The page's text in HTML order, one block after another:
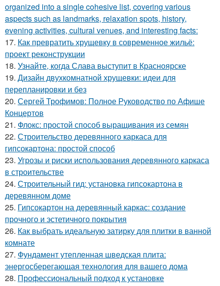
organized into a single cohesive list, covering various
aspects such as landmarks, relaxation spots, history,
evening activities, cultural venues, and interesting facts:
17. Как превратить хрущевку в современное жильё:
проект реконструкции
18. Узнайте, когда Слава выступит в Красноярске
19. Дизайн двухкомнатной хрущевки: идеи для
перепланировки и без
20. Сергей Трофимов: Полное Руководство по Афише
Концертов
21. Флокс: простой способ выращивания из семян
22. Строительство деревянного каркаса для
гипсокартона: простой способ
23. Угрозы и риски использования деревянного каркаса
в строительстве
24. Строительный гид: установка гипсокартона в
деревянном доме
25. Гипсокартон на деревянный каркас: создание
прочного и эстетичного покрытия
26. Как выбрать идеальную затирку для плитки в ванной
комнате
27. Фундамент утепленная шведская плита:
энергосберегающая технология для вашего дома
28. Профессиональный подход к установке